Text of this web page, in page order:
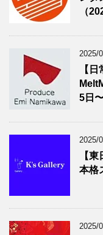
（
2025/
【
5日
2025/
【
本格
2025/